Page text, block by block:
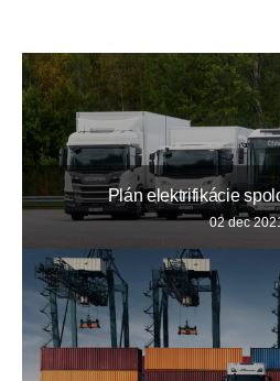
Plán elektrifikácie
02 dec